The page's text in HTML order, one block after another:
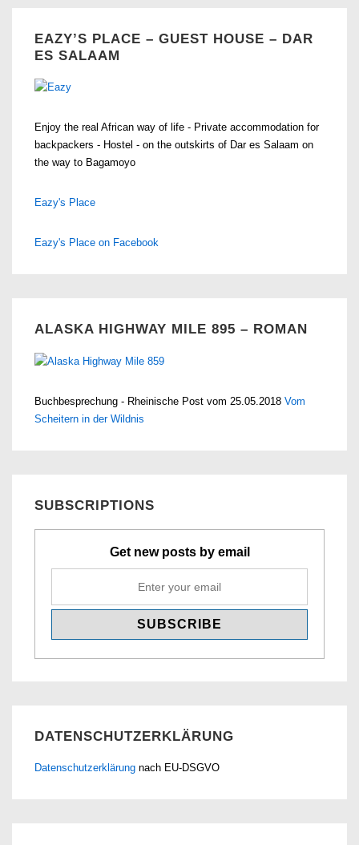
EAZY’S PLACE – GUEST HOUSE – DAR
ES SALAAM
Enjoy the real African way of life - Private accommodation for
backpackers - Hostel - on the outskirts of Dar es Salaam on
the way to Bagamoyo
Eazy's Place
Eazy's Place on Facebook
ALASKA HIGHWAY MILE 895 – ROMAN
Buchbesprechung - Rheinische Post vom 25.05.2018 Vom
Scheitern in der Wildnis
SUBSCRIPTIONS
Get new posts by email
DATENSCHUTZERKLÄRUNG
Datenschutzerklärung nach EU-DSGVO